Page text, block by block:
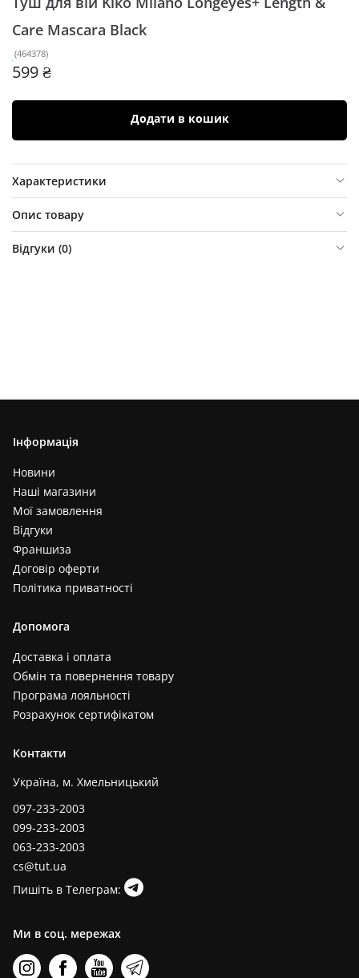
Care Mascara Black
(464378)
599 ₴
Додати в кошик
Характеристики
Опис товару
Відгуки (0)
Інформація
Новини
Наші магазини
Мої замовлення
Відгуки
Франшиза
Договір оферти
Політика приватності
Допомога
Доставка і оплата
Обмін та повернення товару
Програма лояльності
Розрахунок сертифікатом
Контакти
Україна, м. Хмельницький
097-233-2003
099-233-2003
063-233-2003
cs@tut.ua
Пишіть в Телеграм:
Ми в соц. мережах